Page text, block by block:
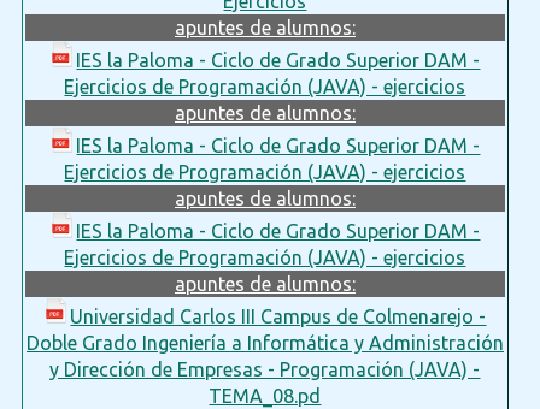
apuntes de alumnos:
IES la Paloma - Ciclo de Grado Superior DAM -
Ejercicios de Programación (JAVA) - ejercicios
apuntes de alumnos:
IES la Paloma - Ciclo de Grado Superior DAM -
Ejercicios de Programación (JAVA) - ejercicios
apuntes de alumnos:
IES la Paloma - Ciclo de Grado Superior DAM -
Ejercicios de Programación (JAVA) - ejercicios
apuntes de alumnos:
Universidad Carlos III Campus de Colmenarejo -
Doble Grado Ingeniería a Informática y Administración
y Dirección de Empresas - Programación (JAVA) -
TEMA_08.pd